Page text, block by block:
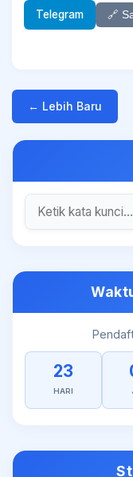
Telegram 🔗
← Lebih Baru
23
HARI